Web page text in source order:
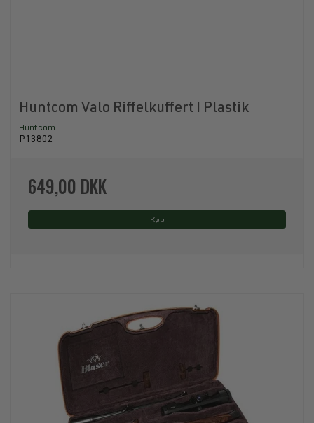
Huntcom Valo Riffelkuffert I Plastik
Huntcom
P13802
649,00 DKK
Køb